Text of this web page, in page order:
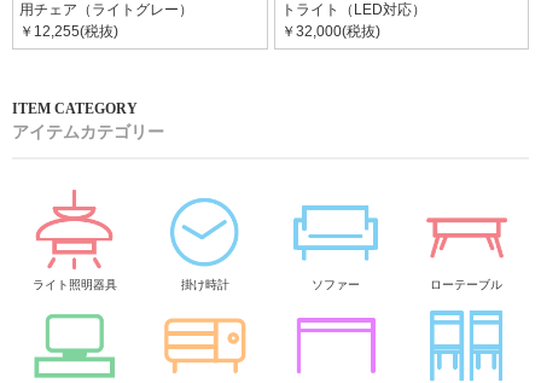
用チェア（ライトグレー）
￥12,255(税抜)
トライト（LED対応）
￥32,000(税抜)
アイテムカテゴリー
ライト照明器具 掛け時計 ソファー ローテーブル